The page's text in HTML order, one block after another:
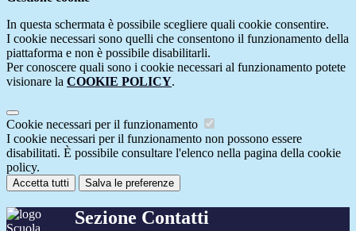
In questa schermata è possibile scegliere quali cookie consentire.
I cookie necessari sono quelli che consentono il funzionamento della
piattaforma e non è possibile disabilitarli.
Per conoscere quali sono i cookie necessari al funzionamento potete
visionare la COOKIE POLICY.
Cookie necessari per il funzionamento
I cookie necessari per il funzionamento non possono essere
disabilitati. È possibile consultare l'elenco nella pagina della cookie
policy.
Accetta tutti Salva le preferenze
Sezione Contatti